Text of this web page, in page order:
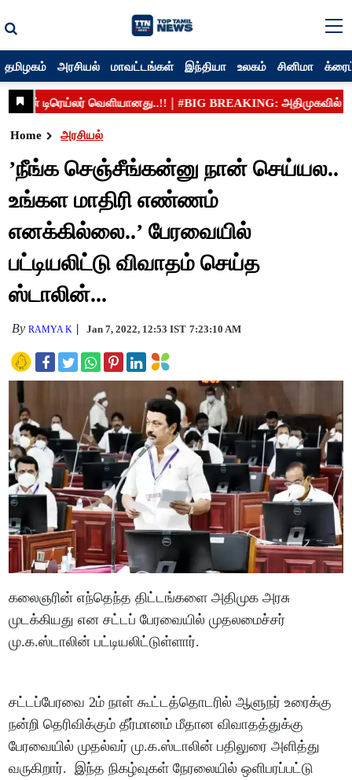
தமிழகம் அரசியல் மாவட்டங்கள் இந்தியா உலகம் சினிமா
Home அரசியல்
’நீங்க செஞ்சீங்கன்னு நான் செய்யல..
உங்கள மாதிரி எண்ணம்
எனக்கில்லை..’ பேரவையில்
பட்டியலிட்டு விவாதம் செய்த
ஸ்டாலின்...
ByRAMYA K Jan 7, 2022, 12:53 IST 7:23:10 AM
கலைஞரின் எந்தெந்த திட்டங்களை அதிமுக அரசு
முடக்கியது என சட்டப் பேரவையில் முதலமைச்சர்
மு.க.ஸ்டாலின் பட்டியலிட்டுள்ளார்.
சட்டப்பேரவை 2ம் நாள் கூட்டத்தொடரில் ஆளுநர் உரைக்கு
நன்றி தெரிவிக்கும் தீர்மானம் மீதான விவாதத்துக்கு
பேரவையில் முதல்வர் மு.க.ஸ்டாலின் பதிலுரை அளித்து
வருகிறார். இந்த நிகழ்வுகள் நேரலையில் ஒளிபரப்பட்டு